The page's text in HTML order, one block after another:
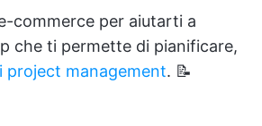
commerce per aiutarti a
che ti permette di pianificare,
project management. 📝